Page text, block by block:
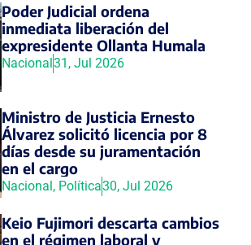
Poder Judicial ordena
inmediata liberación del
expresidente Ollanta Humala
Nacional31, Jul 2026
Ministro de Justicia Ernesto
Álvarez solicitó licencia por 8
días desde su juramentación
en el cargo
Nacional, Política30, Jul 2026
Keio Fujimori descarta cambios
en el régimen laboral y